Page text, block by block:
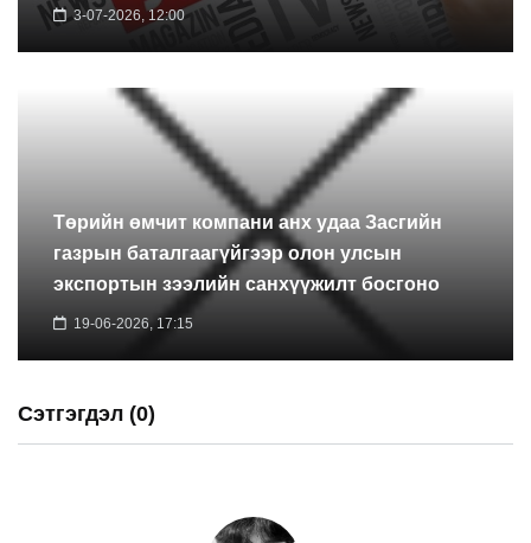
3-07-2026, 12:00
Төрийн өмчит компани анх удаа Засгийн
газрын баталгаагүйгээр олон улсын
экспортын зээлийн санхүүжилт босгоно
19-06-2026, 17:15
Сэтгэгдэл (0)